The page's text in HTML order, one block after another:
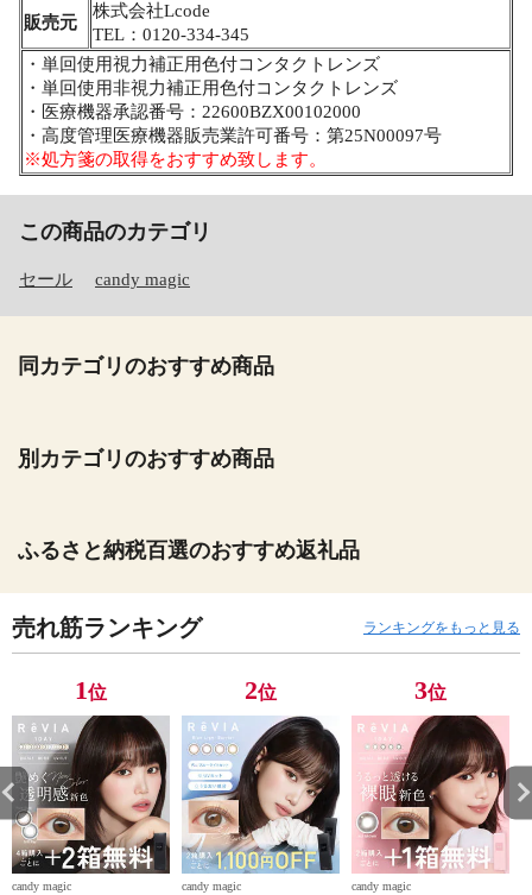
販売元
株式会社Lcode
TEL：0120-334-345
・単回使用視力補正用色付コンタクトレンズ
・単回使用非視力補正用色付コンタクトレンズ
・医療機器承認番号：22600BZX00102000
・高度管理医療機器販売業許可番号：第25N00097号
※処方箋の取得をおすすめ致します。
この商品のカテゴリ
セール candy magic
同カテゴリのおすすめ商品
別カテゴリのおすすめ商品
ふるさと納税百選のおすすめ返礼品
売れ筋ランキング ランキングをもっと見る
1位
candy magic
2位
candy magic
3位
candy magic